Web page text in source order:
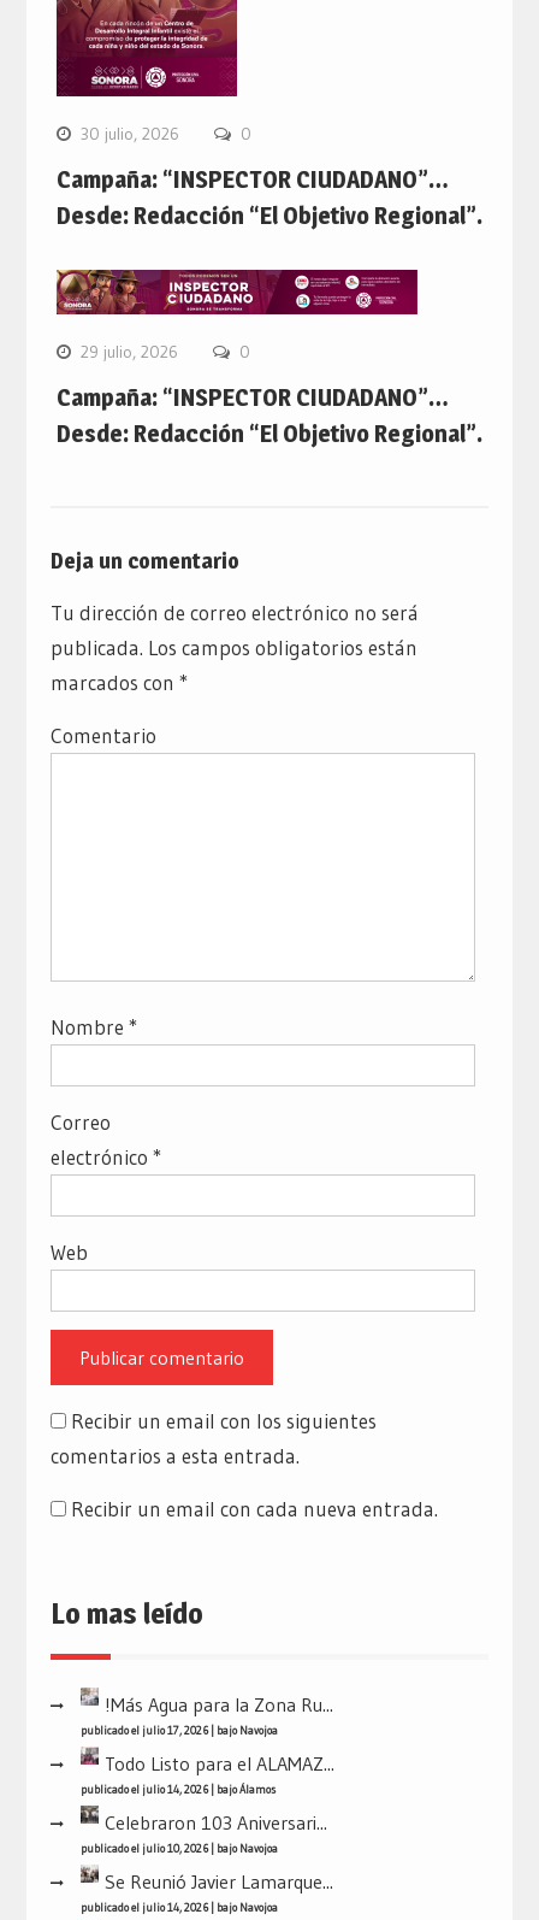
30 julio, 2026 0
Campaña: “INSPECTOR CIUDADANO”…
Desde: Redacción “El Objetivo Regional”.
29 julio, 2026 0
Campaña: “INSPECTOR CIUDADANO”…
Desde: Redacción “El Objetivo Regional”.
Deja un comentario
Tu dirección de correo electrónico no será
publicada. Los campos obligatorios están
marcados con *
Comentario
Nombre *
Correo
electrónico *
Web
Recibir un email con los siguientes
comentarios a esta entrada.
Recibir un email con cada nueva entrada.
Lo mas leído
!Más Agua para la Zona Ru...
publicado el julio 17, 2026| bajoNavojoa
Todo Listo para el ALAMAZ...
publicado el julio 14, 2026| bajoÁlamos
Celebraron 103 Aniversari...
publicado el julio 10, 2026| bajoNavojoa
Se Reunió Javier Lamarque...
publicado el julio 14, 2026| bajoNavojoa